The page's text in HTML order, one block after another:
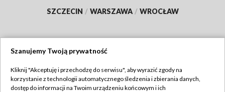
SZCZECIN / WARSZAWA / WROCŁAW
TVP
Szanujemy Twoją prywatność
Kliknij "Akceptuję i przechodzę do serwisu", aby wyrazić zgody na
korzystanie z technologii automatycznego śledzenia i zbierania danych,
dostęp do informacji na Twoim urządzeniu końcowym i ich